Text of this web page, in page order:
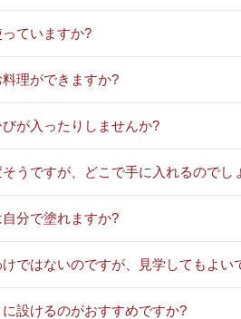
ていますか?
理ができますか?
が入ったりしませんか?
うですが、どこで手に入れるのでし
分で塗れますか?
ではないのですが、見学してもよい
設けるのがおすすめですか?